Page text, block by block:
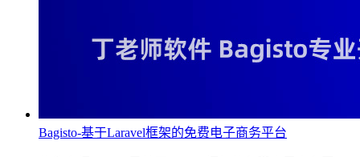
Bagisto-基于Laravel框架的免费电子商务平台